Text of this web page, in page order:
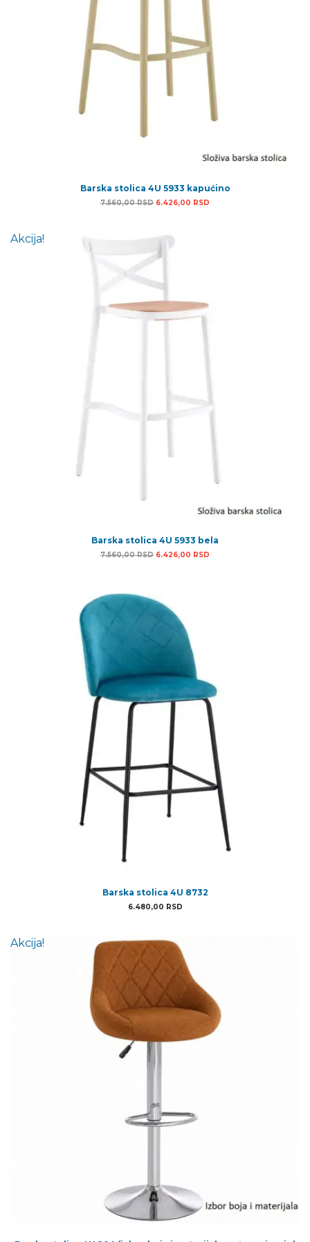
Barska stolica 4U 5933 kapućino
7.560,00RSD Originalna cena je bila: 7.560,00 RSD.
6.426,00 RSD
Akcija!
Barska stolica 4U 5933 bela
7.560,00RSD Originalna cena je bila: 7.560,00 RSD.
6.426,00 RSD
Barska stolica 4U 8732
6.480,00 RSD
Akcija!